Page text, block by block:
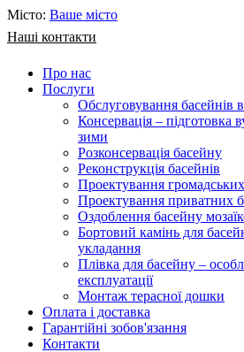
Місто: Ваше місто
Наші контакти
Про нас
Послуги
Обслуговування басейнів
Консервація – підготовка
зими
Розконсервація басейну
Реконструкція басейнів
Проектування
Проектування приватних
Оздоблення басейну
Бортовий камінь для
укладання
Плівка для басейну –
експлуатації
Монтаж терасної дошки
Оплата і доставка
Гарантійні зобов'язання
Контакти